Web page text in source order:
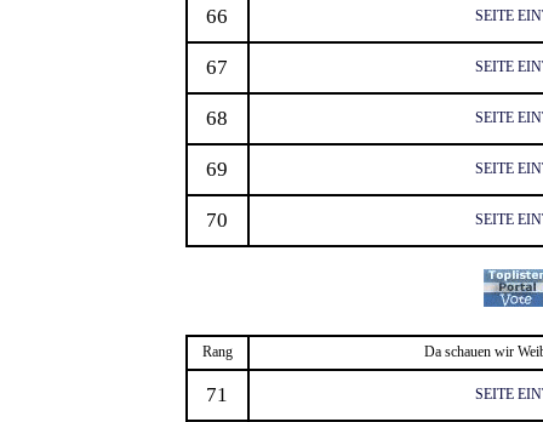
66 SEITE
67 SEITE
68 SEITE
69 SEITE
70 SEITE
Rang Da schauen wir
71 SEITE